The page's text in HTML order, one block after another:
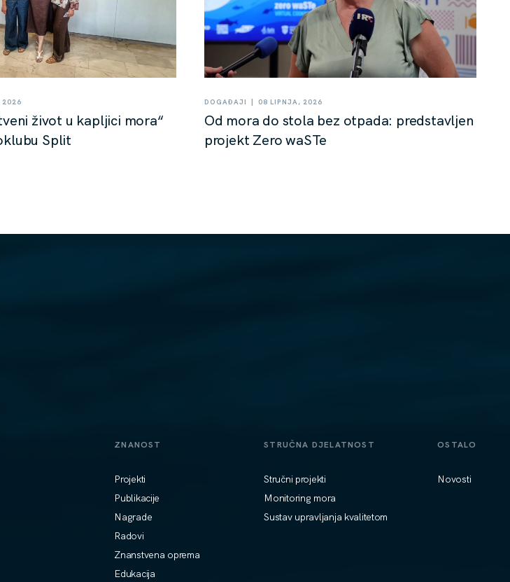
2026
život u kapljici mora“
Split
DOGAĐAJI | 08 LIPNJA, 2026
Od mora do stola bez otpada: predstavljen
projekt Zero waSTe
ZNANOST
Projekti
Publikacije
Nagrade
Radovi
Znanstvena oprema
Edukacija
STRUČNA DJELATNOST
Stručni projekti
Monitoring mora
Sustav upravljanja kvalitetom
OSTALO
Novosti